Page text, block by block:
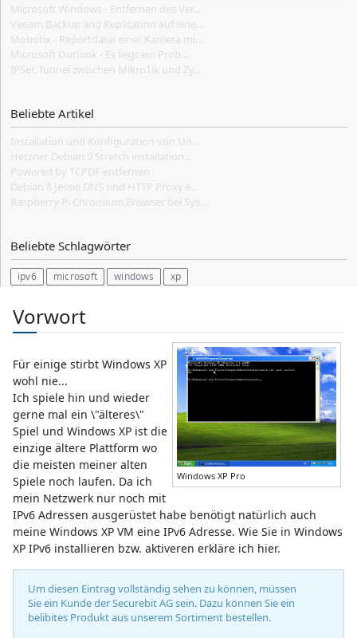
Microsoft Windows - Entfernen des Ver...
Veeam Backup and Replication auf eine...
Mobotix - Reportdatei einer Kamera mi...
Microsoft Outlook - Es liegt ein Prob...
IPSec Tunnel zwischen MikroTik und Zy...
Beliebte Artikel
Installation und Konfiguration von Un...
Hetzner Debian 9 Stretch installation...
Powered by TCPDF entfernen
Debian 8 Jessie DNS und HTTP Proxy e...
Raspberry Pi Chromium Browser bei Sys...
Beliebte Schlagwörter
ipv6 microsoft windows xp
Vorwort
Windows XP Pro
Für einige stirbt Windows XP
wohl nie...
Ich spiele hin und wieder
gerne mal ein \"älteres\"
Spiel und Windows XP ist die
einzige ältere Plattform wo
die meisten meiner alten
Spiele noch laufen. Da ich
mein Netzwerk nur noch mit
IPv6 Adressen ausgerüstet habe benötigt natürlich auch
meine Windows XP VM eine IPv6 Adresse. Wie Sie in Windows
XP IPv6 installieren bzw. aktiveren erkläre ich hier.
Um diesen Eintrag vollständig sehen zu können, müssen
Sie ein Kunde der Securebit AG sein. Dazu können Sie ein
belibites Produkt aus unserem Sortiment bestellen.